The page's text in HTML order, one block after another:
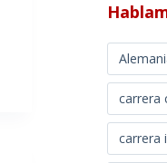
carrera
carrera